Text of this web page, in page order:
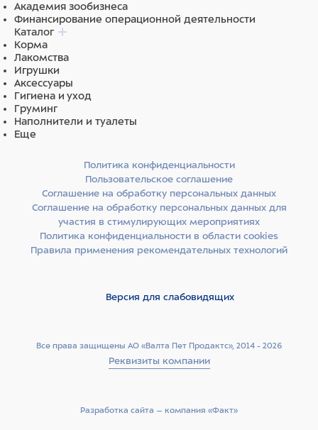
Академия зообизнеса
Финансирование операционной деятельности
Каталог
Корма
Лакомства
Игрушки
Аксессуары
Гигиена и уход
Груминг
Наполнители и туалеты
Еще
Все права защищены АО «Валта Пет Продактс», 2014 - 2026
Реквизиты компании
Политика конфиденциальности
Пользовательское соглашение
Соглашение на обработку персональных данных
Соглашение на обработку персональных данных для
участия в стимулирующих мероприятиях
Политика конфиденциальности в области cookies
Правила применения рекомендательных технологий
Версия для слабовидящих
Разработка сайта –­ компания «Факт»